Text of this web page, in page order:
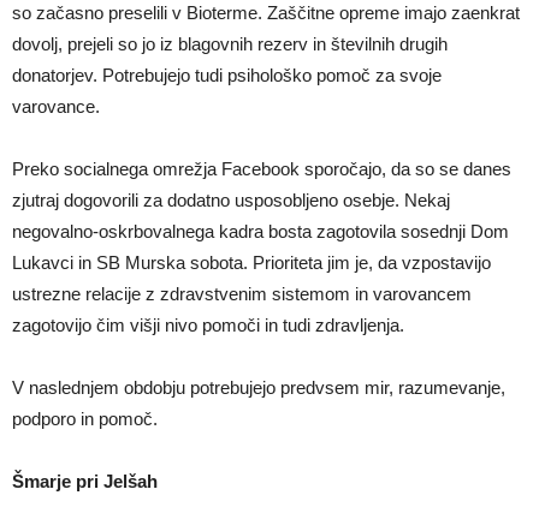
so začasno preselili v Bioterme. Zaščitne opreme imajo zaenkrat
dovolj, prejeli so jo iz blagovnih rezerv in številnih drugih
donatorjev. Potrebujejo tudi psihološko pomoč za svoje
varovance.
Preko socialnega omrežja Facebook sporočajo, da so se danes
zjutraj dogovorili za dodatno usposobljeno osebje. Nekaj
negovalno-oskrbovalnega kadra bosta zagotovila sosednji Dom
Lukavci in SB Murska sobota. Prioriteta jim je, da vzpostavijo
ustrezne relacije z zdravstvenim sistemom in varovancem
zagotovijo čim višji nivo pomoči in tudi zdravljenja.
V naslednjem obdobju potrebujejo predvsem mir, razumevanje,
podporo in pomoč.
Šmarje pri Jelšah